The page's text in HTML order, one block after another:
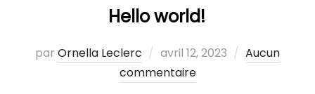
Hello world!
par Ornella Leclerc
Publié
le
avril 12, 2023
Aucun
commentaire